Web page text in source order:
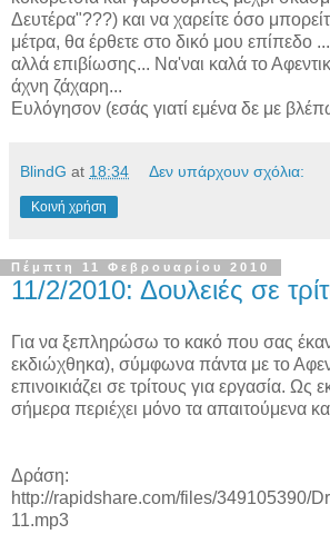
Δευτέρα"???) και να χαρείτε όσο
μέτρα, θα έρθετε στο δικό μου επίπεδο
αλλά επιβίωσης... Να'ναι καλά το
άχνη ζάχαρη...
Ευλόγησον (εσάς γιατί εμένα δε με
BlindG at 18:34 Δεν υπάρχουν σχόλια:
Κοινή χρήση
Πέμπτη 11 Φεβρουαρίου 2010
11/2/2010: Δουλειές σε
Για να ξεπληρώσω το κακό που σας
εκδιώχθηκα), σύμφωνα πάντα με το
επινοικιάζει σε τρίτους για εργασία. Ως
σήμερα περιέχει μόνο τα απαιτούμενα
Δράση:
http://rapidshare.com/files/349105390/
11.mp3